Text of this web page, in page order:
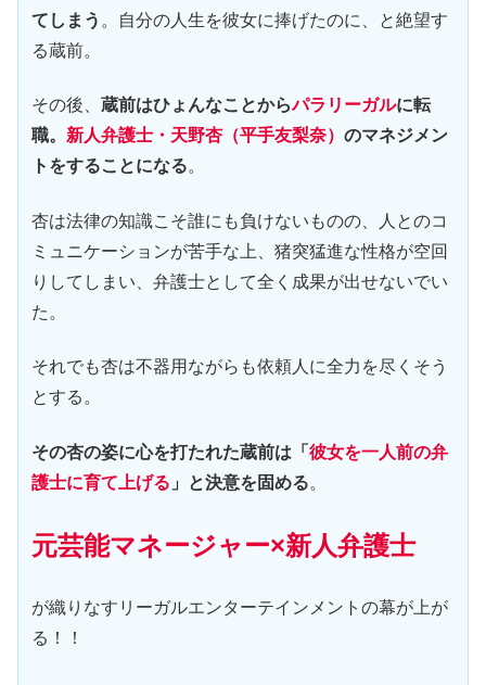
てしまう 。自分の人生を彼女に捧げたのに、と絶望す
る蔵前。
その後、 蔵前はひょんなことからパラリーガルに転
職。 新人弁護士・天野杏（平手友梨奈） のマネジメン
トをすることになる。
杏は法律の知識こそ誰にも負けないものの、人とのコ
ミュニケーションが苦手な上、猪突猛進な性格が空回
りしてしまい、弁護士として全く成果が出せないでい
た。
それでも杏は不器用ながらも依頼人に全力を尽くそう
とする。
その杏の姿に心を打たれた蔵前は「 彼女を一人前の弁
護士に育て上げる 」と決意を固める。
元芸能マネージャー×新人弁護士
が織りなすリーガルエンターテインメントの幕が上が
る！！